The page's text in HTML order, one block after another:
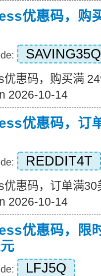
优惠码，购
SAVING35Q
优惠码，购买满
2026-10-14
优惠码，订
REDDIT4T
优惠码，订单满30
2026-10-14
优惠码，限
LFJ5Q